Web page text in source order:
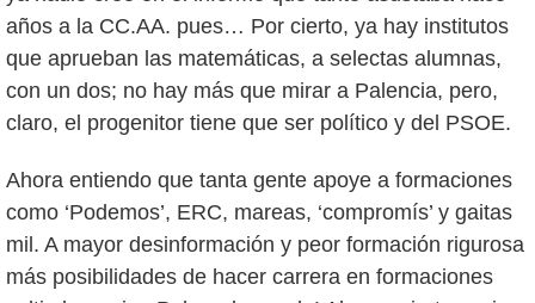
años a la CC.AA. pues… Por cierto, ya hay institutos
que aprueban las matemáticas, a selectas alumnas,
con un dos; no hay más que mirar a Palencia, pero,
claro, el progenitor tiene que ser político y del PSOE.
Ahora entiendo que tanta gente apoye a formaciones
como ‘Podemos’, ERC, mareas, ‘compromís’ y gaitas
mil. A mayor desinformación y peor formación rigurosa
más posibilidades de hacer carrera en formaciones